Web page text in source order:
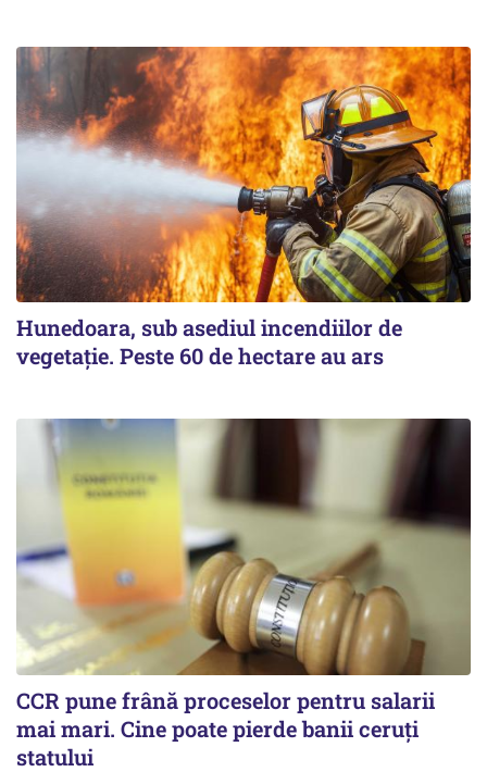
Hunedoara, sub asediul incendiilor de
vegetație. Peste 60 de hectare au ars
CCR pune frână proceselor pentru salarii
mai mari. Cine poate pierde banii ceruți
statului